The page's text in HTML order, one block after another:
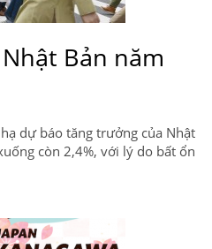
Bản năm
dự báo tăng trưởng của Nhật
còn 2,4%, với lý do bất ổn